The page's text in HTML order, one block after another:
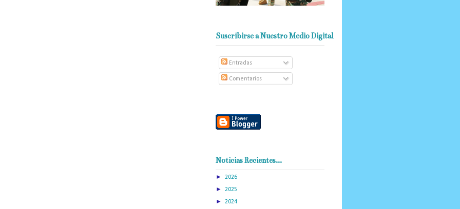
Suscribirse a Nuestro Medio Digital
Entradas
Comentarios
Noticias Recientes...
► 2026
► 2025
► 2024